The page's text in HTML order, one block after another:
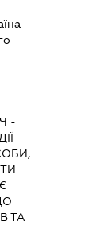
-
ТА